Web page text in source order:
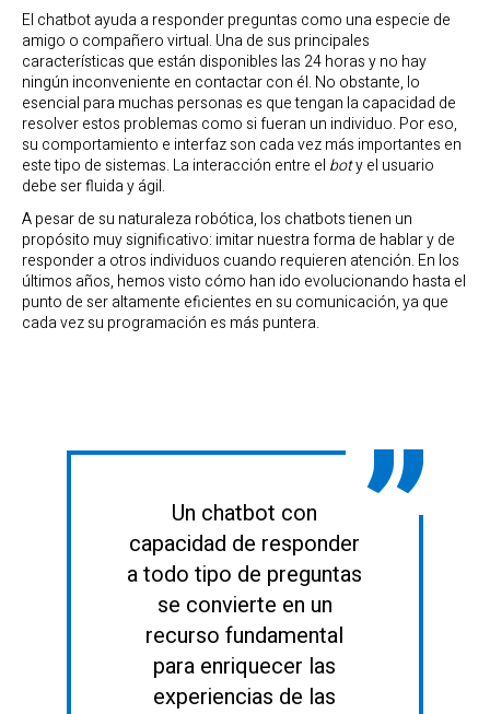
El chatbot ayuda a responder preguntas como una especie de
amigo o compañero virtual. Una de sus principales
características que están disponibles las 24 horas y no hay
ningún inconveniente en contactar con él. No obstante, lo
esencial para muchas personas es que tengan la capacidad de
resolver estos problemas como si fueran un individuo. Por eso,
su comportamiento e interfaz son cada vez más importantes en
este tipo de sistemas. La interacción entre el boty el usuario
debe ser fluida y ágil.
A pesar de su naturaleza robótica, los chatbots tienen un
propósito muy significativo: imitar nuestra forma de hablar y de
responder a otros individuos cuando requieren atención. En los
últimos años, hemos visto cómo han ido evolucionando hasta el
punto de ser altamente eficientes en su comunicación, ya que
cada vez su programación es más puntera.
Un chatbot con
capacidad de responder
a todo tipo de preguntas
se convierte en un
recurso fundamental
para enriquecer las
experiencias de las